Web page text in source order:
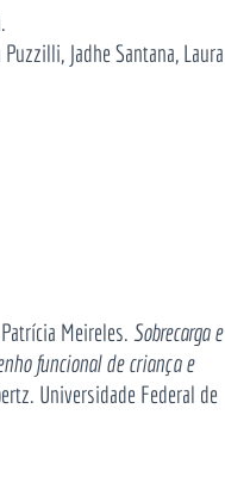
Puzzilli, Jadhe Santana, Laura
Meireles. Sobrecarga e
funcional de criança e
Universidade Federal de